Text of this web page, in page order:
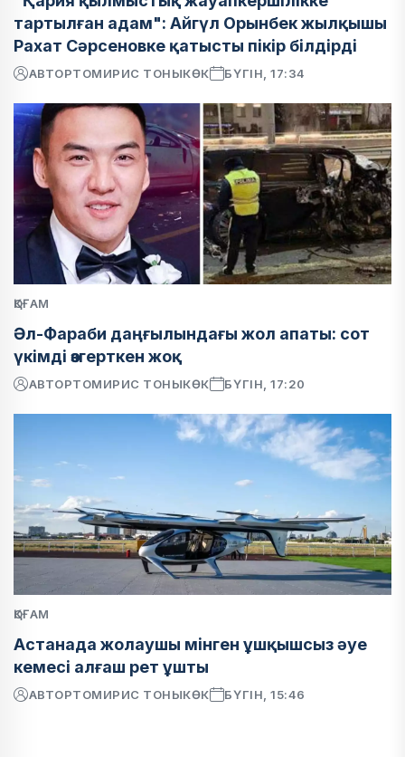
тартылған адам": Айгүл Орынбек жылқышы
Рахат Сәрсеновке қатысты пікір білдірді
АВТОРТОМИРИС ТОНЫКӨК БҮГІН, 17:34
ҚОҒАМ
Әл-Фараби даңғылындағы жол апаты: сот
үкімді өзгерткен жоқ
АВТОРТОМИРИС ТОНЫКӨК БҮГІН, 17:20
ҚОҒАМ
Астанада жолаушы мінген ұшқышсыз әуе
кемесі алғаш рет ұшты
АВТОРТОМИРИС ТОНЫКӨК БҮГІН, 15:46